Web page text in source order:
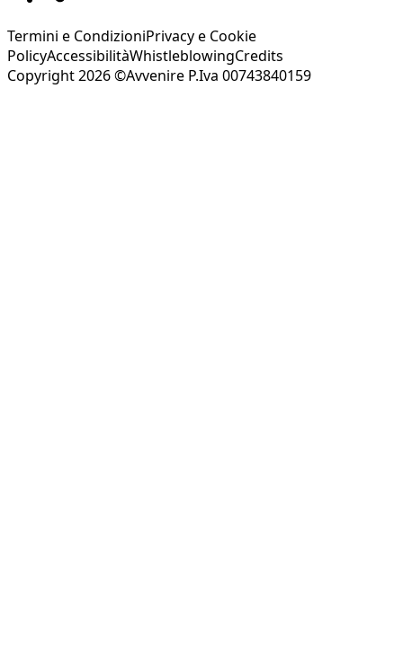
Termini e CondizioniPrivacy e Cookie
PolicyAccessibilitàWhistleblowingCredits
Copyright 2026 ©Avvenire P.Iva 00743840159